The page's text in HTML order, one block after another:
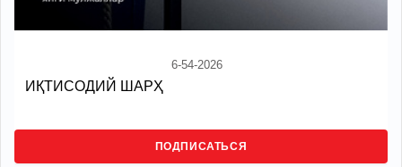
6-54-2026
ИҚТИСОДИЙ ШАРҲ
ПОДПИСАТЬСЯ